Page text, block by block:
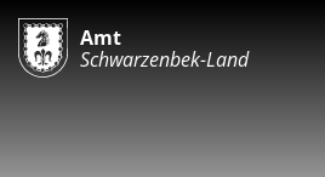
Amt
Schwarzenbek-Land